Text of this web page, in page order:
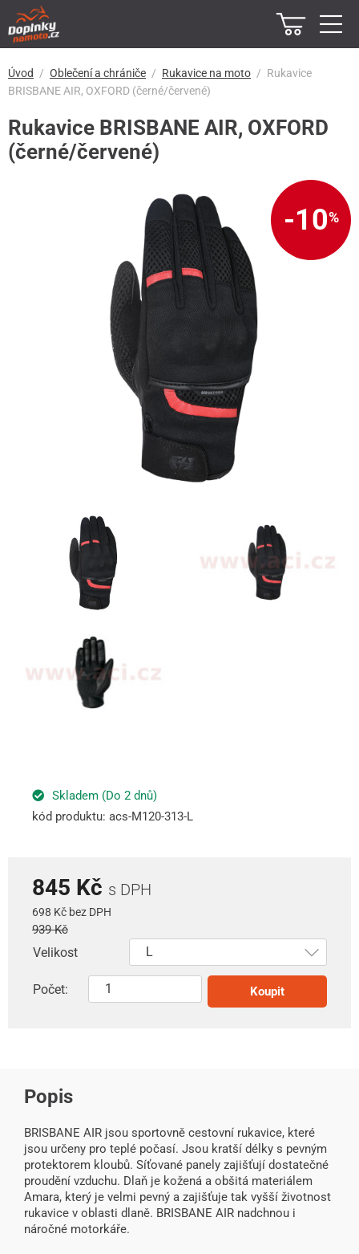
Úvod Oblečení a chrániče Rukavice na moto
Rukavice
BRISBANE AIR, OXFORD (černé/červené)
Rukavice BRISBANE AIR, OXFORD
(černé/červené)
-10%
Skladem (Do 2 dnů)
kód produktu: acs-M120-313-L
845 Kč s DPH
698 Kč bez DPH
939 Kč
Velikost
Počet: Koupit
Popis
BRISBANE AIR jsou sportovně cestovní rukavice, které
jsou určeny pro teplé počasí. Jsou kratší délky s pevným
protektorem kloubů. Síťované panely zajišťují dostatečné
proudění vzduchu. Dlaň je kožená a obšitá materiálem
Amara, který je velmi pevný a zajišťuje tak vyšší životnost
rukavice v oblasti dlaně. BRISBANE AIR nadchnou i
náročné motorkáře.